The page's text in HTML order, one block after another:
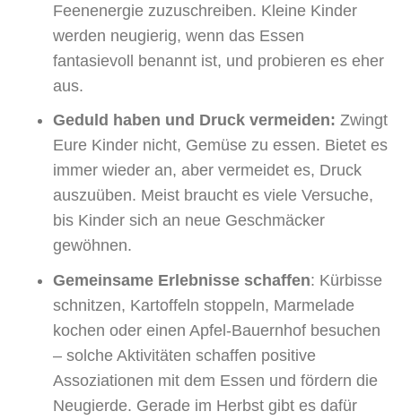
Feenenergie zuzuschreiben. Kleine Kinder
werden neugierig, wenn das Essen
fantasievoll benannt ist, und probieren es eher
aus.
Geduld haben und Druck vermeiden: Zwingt
Eure Kinder nicht, Gemüse zu essen. Bietet es
immer wieder an, aber vermeidet es, Druck
auszuüben. Meist braucht es viele Versuche,
bis Kinder sich an neue Geschmäcker
gewöhnen.
Gemeinsame Erlebnisse schaffen: Kürbisse
schnitzen, Kartoffeln stoppeln, Marmelade
kochen oder einen Apfel-Bauernhof besuchen
– solche Aktivitäten schaffen positive
Assoziationen mit dem Essen und fördern die
Neugierde. Gerade im Herbst gibt es dafür